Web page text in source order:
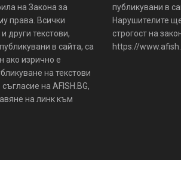
на Закона за
права. Всички
други текстови,
в сайта, са
ако изрично е
на текстови
на AFISH.BG,
на линк към
публикувани в
Нарушителите
строгост на
https://